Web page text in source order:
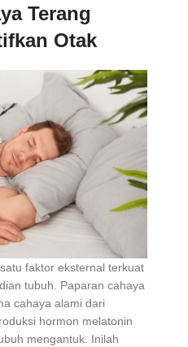
Terang
Otak
faktor eksternal terkuat
tubuh. Paparan cahaya
cahaya alami dari
hormon melatonin
mengantuk. Inilah